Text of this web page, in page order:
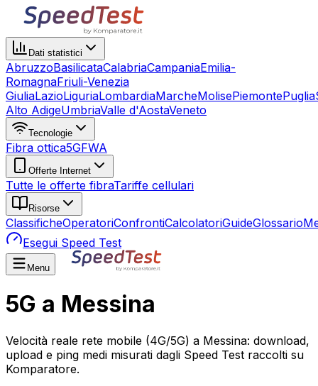
Dati statistici
AbruzzoBasilicataCalabriaCampaniaEmilia-
RomagnaFriuli-Venezia
GiuliaLazioLiguriaLombardiaMarcheMolisePiemontePuglia
Alto AdigeUmbriaValle d'AostaVeneto
Tecnologie
Fibra ottica5GFWA
Offerte Internet
Tutte le offerte fibraTariffe cellulari
Risorse
ClassificheOperatoriConfrontiCalcolatoriGuideGlossario
Esegui Speed Test
Menu
5G a Messina
Velocità reale rete mobile (4G/5G) a Messina: download,
upload e ping medi misurati dagli Speed Test raccolti su
Komparatore.